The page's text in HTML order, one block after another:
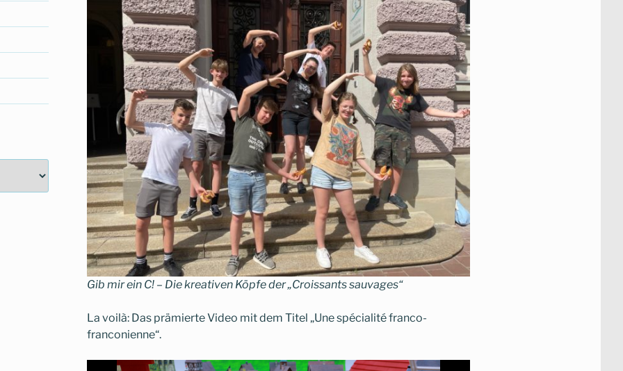
Gib mir ein C! – Die kreativen Köpfe der „Croissants sauvages“
La voilà: Das prämierte Video mit dem Titel „Une spécialité franco-
franconienne“.